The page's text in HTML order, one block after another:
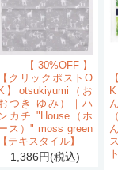
【30%OFF】
【クリックポストO
K】otsukiyumi（お
つき ゆみ）｜ハ
ンカチ "House（ホ
ス）" moss green
【テキスタイル】
1,386円(税込)